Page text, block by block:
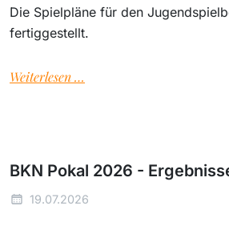
Die Spielpläne für den
fertiggestellt.
Weiterlesen …
BKN Pokal 2026 -
19.07.2026